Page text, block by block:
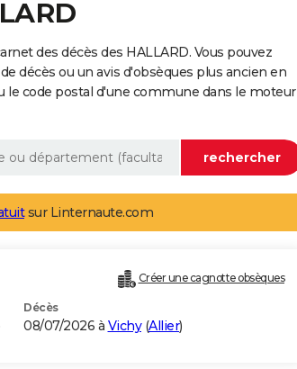
des décès des HALLARD. Vous pouvez
décès ou un avis d'obsèques plus ancien en
code postal d'une commune dans le moteur
sur Linternaute.com
Créer une cagnotte obsèques
Décès
08/07/2026 à Vichy(Allier)